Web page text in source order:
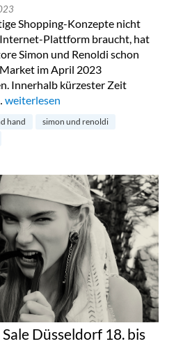
Shopping-Konzepte nicht
Plattform braucht, hat
Simon und Renoldi schon
im April 2023
Innerhalb kürzester Zeit
„Preloved Market by Simon &
weiterlesen
hand
simon und renoldi
Düsseldorf 18. bis